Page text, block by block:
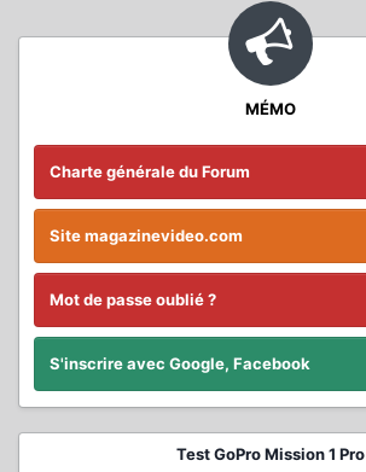
MÉMO
Charte générale du Forum
Site magazinevideo.com
Mot de passe oublié ?
S'inscrire avec Google, Facebook
Test GoPro Mission 1 Pro